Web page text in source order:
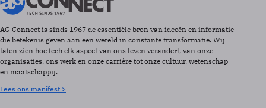
AG Connect is sinds 1967 de essentiële bron van ideeën en informatie
die betekenis geven aan een wereld in constante transformatie. Wij
laten zien hoe tech elk aspect van ons leven verandert, van onze
organisaties, ons werk en onze carrière tot onze cultuur, wetenschap
en maatschappij.
Lees ons manifest >